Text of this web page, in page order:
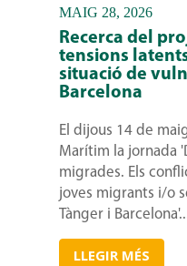
Recerca del
tensions
situació de
Barcelona
El dijous 14 de
Marítim la jornada
migrades. Els
joves migrants i/o
Tànger i
LLEGIR MÉS
MAIG 28, 2026